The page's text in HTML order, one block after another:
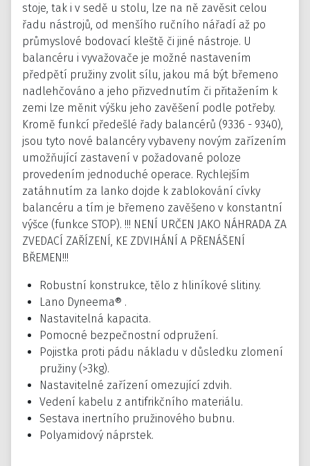
stoje, tak i v sedě u stolu, lze na ně zavěsit celou
řadu nástrojů, od menšího ručního nářadí až po
průmyslové bodovací kleště či jiné nástroje. U
balancéru i vyvažovače je možné nastavením
předpětí pružiny zvolit sílu, jakou má být břemeno
nadlehčováno a jeho přizvednutím či přitažením k
zemi lze měnit výšku jeho zavěšení podle potřeby.
Kromě funkcí předešlé řady balancérů (9336 - 9340),
jsou tyto nové balancéry vybaveny novým zařízením
umožňující zastavení v požadované poloze
provedením jednoduché operace. Rychlejším
zatáhnutím za lanko dojde k zablokování cívky
balancéru a tím je břemeno zavěšeno v konstantní
výšce (funkce STOP). !!! NENÍ URČEN JAKO NÁHRADA ZA
ZVEDACÍ ZAŘÍZENÍ, KE ZDVIHÁNÍ A PŘENÁŠENÍ
BŘEMEN!!!
Robustní konstrukce, tělo z hliníkové slitiny.
Lano Dyneema® .
Nastavitelná kapacita.
Pomocné bezpečnostní odpružení.
Pojistka proti pádu nákladu v důsledku zlomení
pružiny (>3kg).
Nastavitelné zařízení omezující zdvih.
Vedení kabelu z antifrikčního materiálu.
Sestava inertního pružinového bubnu.
Polyamidový náprstek.